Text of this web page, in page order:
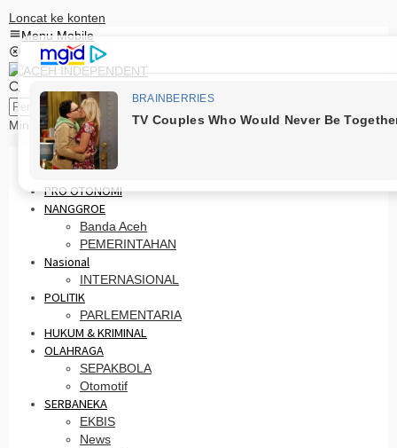
Loncat ke konten
Menu Mobile
Minggu, 9 Agustus 2026
HOME
PRO OTONOMI
NANGGROE
Banda Aceh
PEMERINTAHAN
Nasional
INTERNASIONAL
POLITIK
PARLEMENTARIA
HUKUM & KRIMINAL
OLAHRAGA
SEPAKBOLA
Otomotif
SERBANEKA
EKBIS
News